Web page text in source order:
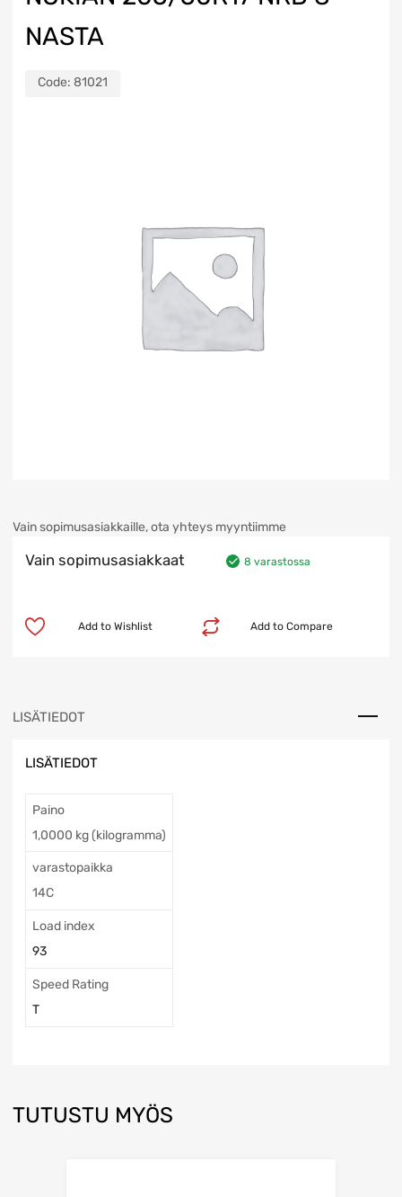
NASTA
Code: 81021
Vain sopimusasiakkaille, ota yhteys myyntiimme
Vain sopimusasiakkaat 8 varastossa
Add to Compare
Add to Wishlist
LISÄTIEDOT
LISÄTIEDOT
Paino
1,0000 kg (kilogramma)
varastopaikka
14C
Load index
93
Speed Rating
T
TUTUSTU MYÖS